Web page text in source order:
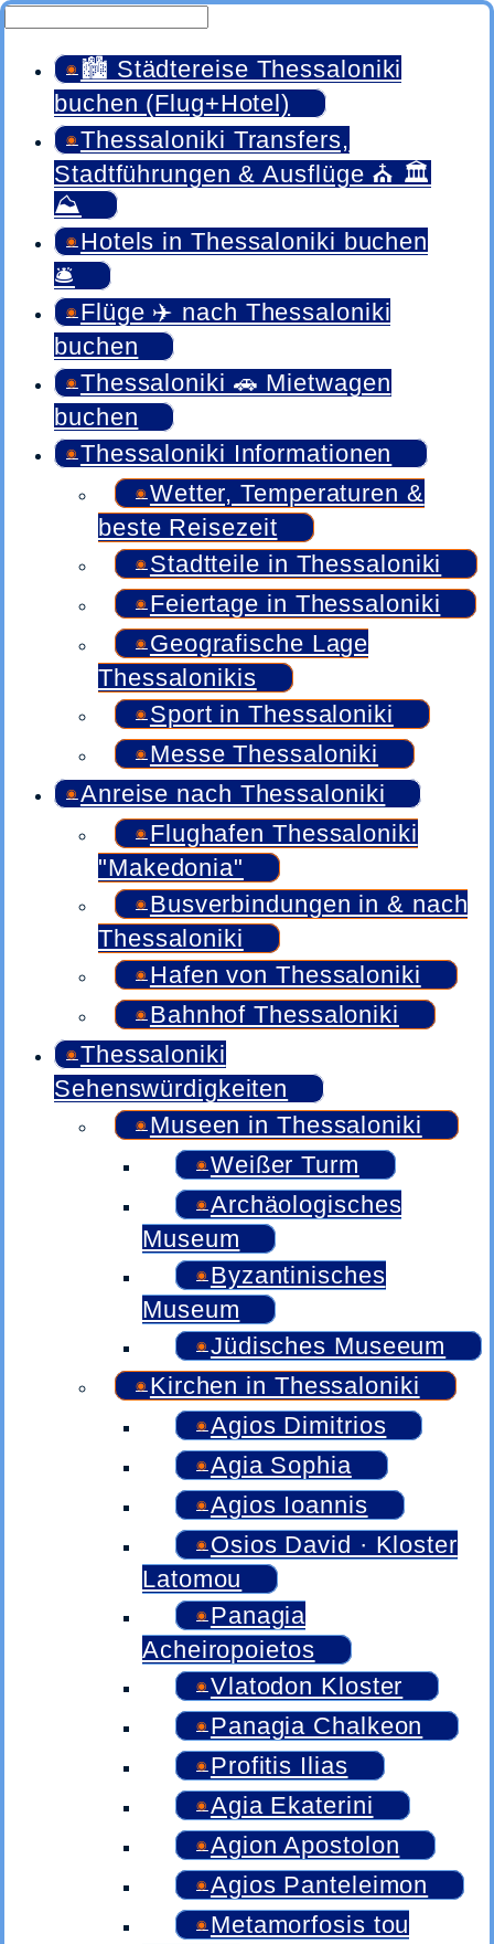
🏙️ Städtereise Thessaloniki
buchen (Flug+Hotel)
Thessaloniki Transfers,
Stadtführungen & Ausflüge ⛪ 🏛️
⛰️
Hotels in Thessaloniki buchen
🛎️
Flüge ✈️ nach Thessaloniki
buchen
Thessaloniki 🚗 Mietwagen
buchen
Thessaloniki Informationen
Wetter, Temperaturen &
beste Reisezeit
Stadtteile in Thessaloniki
Feiertage in Thessaloniki
Geografische Lage
Thessalonikis
Sport in Thessaloniki
Messe Thessaloniki
Anreise nach Thessaloniki
Flughafen Thessaloniki
"Makedonia"
Busverbindungen in & nach
Thessaloniki
Hafen von Thessaloniki
Bahnhof Thessaloniki
Thessaloniki
Sehenswürdigkeiten
Museen in Thessaloniki
Weißer Turm
Archäologisches
Museum
Byzantinisches
Museum
Jüdisches Museeum
Kirchen in Thessaloniki
Agios Dimitrios
Agia Sophia
Agios Ioannis
Osios David · Kloster
Latomou
Panagia
Acheiropoietos
Vlatodon Kloster
Panagia Chalkeon
Profitis Ilias
Agia Ekaterini
Agion Apostolon
Agios Panteleimon
Metamorfosis tou